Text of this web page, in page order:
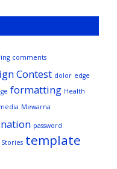
comments
Contest dolor edge
formatting Health
Mewarna
password
Stories template